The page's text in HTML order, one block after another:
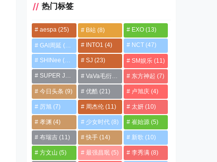
热门标签
aespa (25) B站(8) EXO(13)
GAI周延 (21) INTO1 (4) NCT(47)
SHINee (13) SJ (23) SM娱乐(11)
SUPER JUNIOR (4)
VaVa毛衍七 东方神起 (7)
今日头条 (9) 优酷(21) 卢旭庆(4)
厉旭 (7) 周杰伦(11) 太妍(10)
孝渊 (4) 少女时代(8) 崔始源(5)
布瑞吉 (11) 快手(14) 新歌 (10)
方文山 (5) 最强昌珉(5) 李秀满(8)